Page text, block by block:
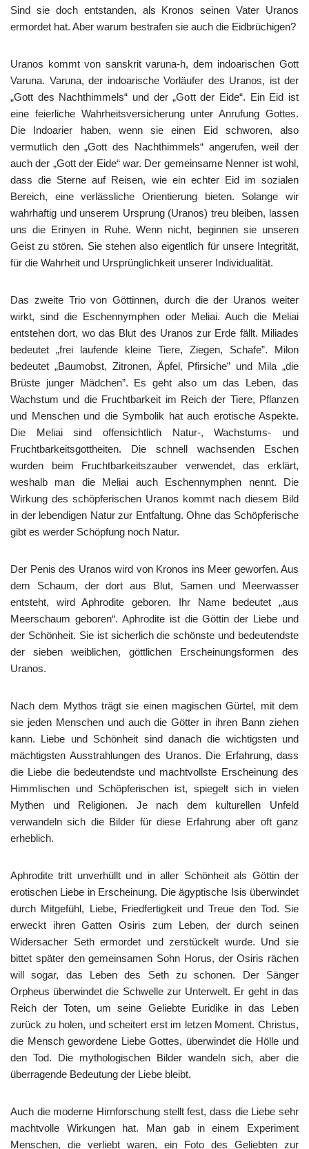
Sind sie doch entstanden, als Kronos seinen Vater Uranos
ermordet hat. Aber warum bestrafen sie auch die Eidbrüchigen?
Uranos kommt von sanskrit varuna-h, dem indoarischen Gott
Varuna. Varuna, der indoarische Vorläufer des Uranos, ist der
„Gott des Nachthimmels“ und der „Gott der Eide“. Ein Eid ist
eine feierliche Wahrheitsversicherung unter Anrufung Gottes.
Die Indoarier haben, wenn sie einen Eid schworen, also
vermutlich den „Gott des Nachthimmels“ angerufen, weil der
auch der „Gott der Eide“ war. Der gemeinsame Nenner ist wohl,
dass die Sterne auf Reisen, wie ein echter Eid im sozialen
Bereich, eine verlässliche Orientierung bieten. Solange wir
wahrhaftig und unserem Ursprung (Uranos) treu bleiben, lassen
uns die Erinyen in Ruhe. Wenn nicht, beginnen sie unseren
Geist zu stören. Sie stehen also eigentlich für unsere Integrität,
für die Wahrheit und Ursprünglichkeit unserer Individualität.
Das zweite Trio von Göttinnen, durch die der Uranos weiter
wirkt, sind die Eschennymphen oder Meliai. Auch die Meliai
entstehen dort, wo das Blut des Uranos zur Erde fällt. Miliades
bedeutet „frei laufende kleine Tiere, Ziegen, Schafe”. Milon
bedeutet „Baumobst, Zitronen, Äpfel, Pfirsiche” und Mila „die
Brüste junger Mädchen”. Es geht also um das Leben, das
Wachstum und die Fruchtbarkeit im Reich der Tiere, Pflanzen
und Menschen und die Symbolik hat auch erotische Aspekte.
Die Meliai sind offensichtlich Natur-, Wachstums- und
Fruchtbarkeitsgottheiten. Die schnell wachsenden Eschen
wurden beim Fruchtbarkeitszauber verwendet, das erklärt,
weshalb man die Meliai auch Eschennymphen nennt. Die
Wirkung des schöpferischen Uranos kommt nach diesem Bild
in der lebendigen Natur zur Entfaltung. Ohne das Schöpferische
gibt es werder Schöpfung noch Natur.
Der Penis des Uranos wird von Kronos ins Meer geworfen. Aus
dem Schaum, der dort aus Blut, Samen und Meerwasser
entsteht, wird Aphrodite geboren. Ihr Name bedeutet „aus
Meerschaum geboren“. Aphrodite ist die Göttin der Liebe und
der Schönheit. Sie ist sicherlich die schönste und bedeutendste
der sieben weiblichen, göttlichen Erscheinungsformen des
Uranos.
Nach dem Mythos trägt sie einen magischen Gürtel, mit dem
sie jeden Menschen und auch die Götter in ihren Bann ziehen
kann. Liebe und Schönheit sind danach die wichtigsten und
mächtigsten Ausstrahlungen des Uranos. Die Erfahrung, dass
die Liebe die bedeutendste und machtvollste Erscheinung des
Himmlischen und Schöpferischen ist, spiegelt sich in vielen
Mythen und Religionen. Je nach dem kulturellen Unfeld
verwandeln sich die Bilder für diese Erfahrung aber oft ganz
erheblich.
Aphrodite tritt unverhüllt und in aller Schönheit als Göttin der
erotischen Liebe in Erscheinung. Die ägyptische Isis überwindet
durch Mitgefühl, Liebe, Friedfertigkeit und Treue den Tod. Sie
erweckt ihren Gatten Osiris zum Leben, der durch seinen
Widersacher Seth ermordet und zerstückelt wurde. Und sie
bittet später den gemeinsamen Sohn Horus, der Osiris rächen
will sogar, das Leben des Seth zu schonen. Der Sänger
Orpheus überwindet die Schwelle zur Unterwelt. Er geht in das
Reich der Toten, um seine Geliebte Euridike in das Leben
zurück zu holen, und scheitert erst im letzen Moment. Christus,
die Mensch gewordene Liebe Gottes, überwindet die Hölle und
den Tod. Die mythologischen Bilder wandeln sich, aber die
überragende Bedeutung der Liebe bleibt.
Auch die moderne Hirnforschung stellt fest, dass die Liebe sehr
machtvolle Wirkungen hat. Man gab in einem Experiment
Menschen, die verliebt waren, ein Foto des Geliebten zur